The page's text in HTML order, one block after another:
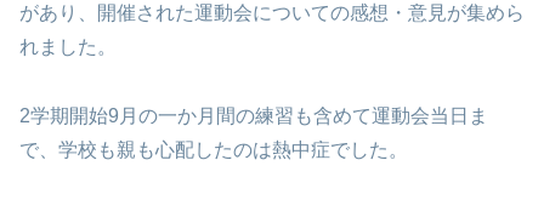
があり、開催された運動会についての感想・意見が集めら
れました。
2学期開始9月の一か月間の練習も含めて運動会当日ま
で、学校も親も心配したのは熱中症でした。